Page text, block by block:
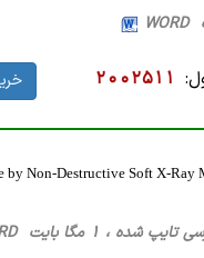
2002511
by Non-Destructive Soft X-Ray